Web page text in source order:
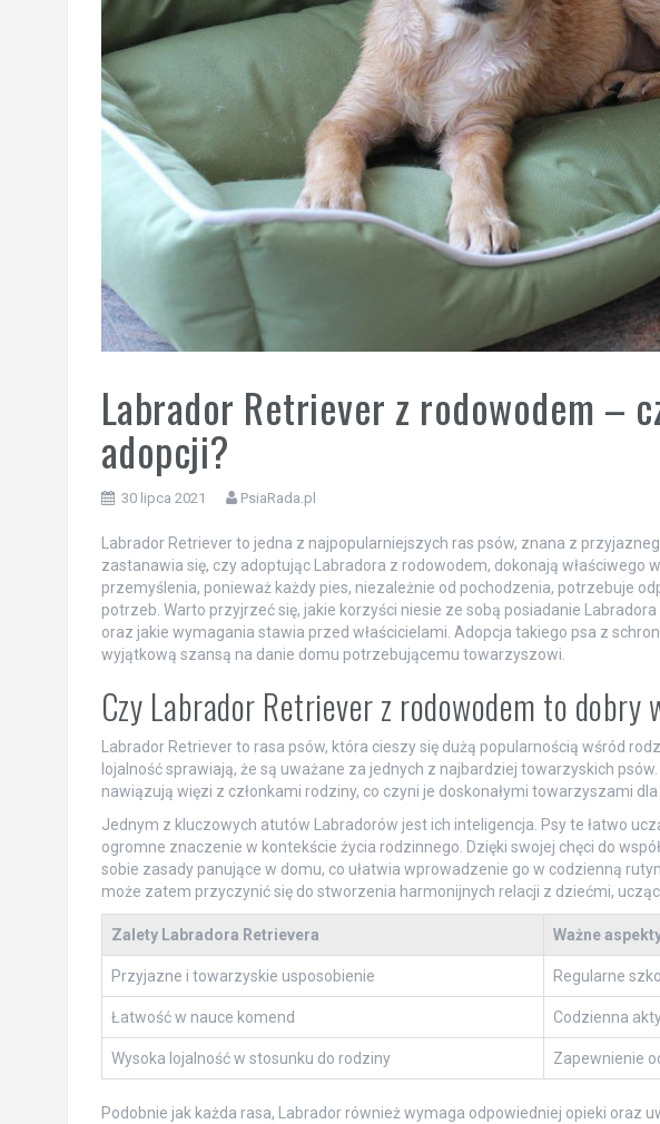
Labrador Retriever z rodowodem –
adopcji?
30 lipca 2021 PsiaRada.pl
Labrador Retriever to jedna z najpopularniejszych ras psów, znana z
zastanawia się, czy adoptując Labradora z rodowodem, dokonają właściwego
przemyślenia, ponieważ każdy pies, niezależnie od pochodzenia, potrzebuje
potrzeb. Warto przyjrzeć się, jakie korzyści niesie ze sobą posiadanie
oraz jakie wymagania stawia przed właścicielami. Adopcja takiego psa z
wyjątkową szansą na danie domu potrzebującemu towarzyszowi.
Czy Labrador Retriever z rodowodem to dobry
Labrador Retriever to rasa psów, która cieszy się dużą popularnością wśród
lojalność sprawiają, że są uważane za jednych z najbardziej towarzyskich
nawiązują więzi z członkami rodziny, co czyni je doskonałymi towarzyszami dla
Jednym z kluczowych atutów Labradorów jest ich inteligencja. Psy te łatwo
ogromne znaczenie w kontekście życia rodzinnego. Dzięki swojej chęci do
sobie zasady panujące w domu, co ułatwia wprowadzenie go w codzienną
może zatem przyczynić się do stworzenia harmonijnych relacji z dziećmi,
Zalety Labradora Retrievera Ważne
Przyjazne i towarzyskie usposobienie Regularne
Łatwość w nauce komend Codzienna
Wysoka lojalność w stosunku do rodziny Zapewnienie
Podobnie jak każda rasa, Labrador również wymaga odpowiedniej opieki oraz